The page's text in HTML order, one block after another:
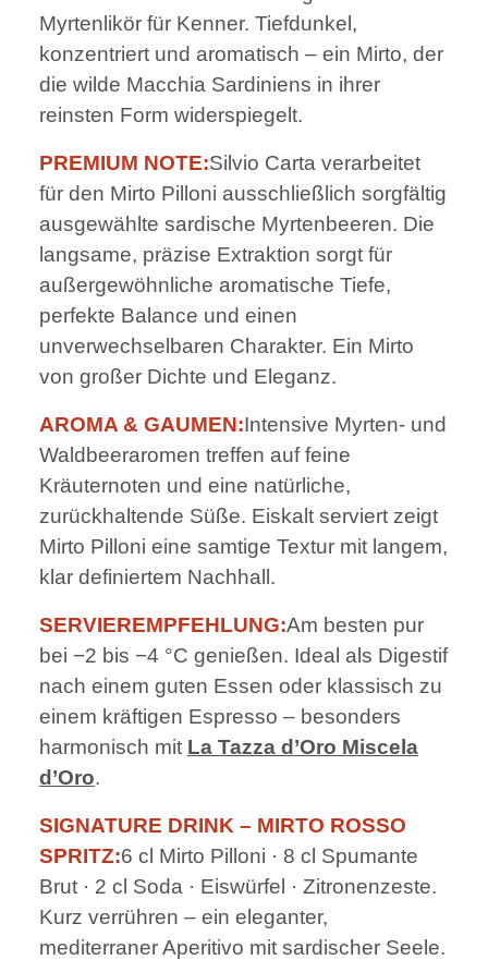
Myrtenlikör für Kenner. Tiefdunkel,
konzentriert und aromatisch – ein Mirto, der
die wilde Macchia Sardiniens in ihrer
reinsten Form widerspiegelt.
PREMIUM NOTE:Silvio Carta verarbeitet
für den Mirto Pilloni ausschließlich sorgfältig
ausgewählte sardische Myrtenbeeren. Die
langsame, präzise Extraktion sorgt für
außergewöhnliche aromatische Tiefe,
perfekte Balance und einen
unverwechselbaren Charakter. Ein Mirto
von großer Dichte und Eleganz.
AROMA & GAUMEN:Intensive Myrten- und
Waldbeeraromen treffen auf feine
Kräuternoten und eine natürliche,
zurückhaltende Süße. Eiskalt serviert zeigt
Mirto Pilloni eine samtige Textur mit langem,
klar definiertem Nachhall.
SERVIEREMPFEHLUNG:Am besten pur
bei −2 bis −4 °C genießen. Ideal als Digestif
nach einem guten Essen oder klassisch zu
einem kräftigen Espresso – besonders
harmonisch mit La Tazza d’Oro Miscela
d’Oro.
SIGNATURE DRINK – MIRTO ROSSO
SPRITZ:6 cl Mirto Pilloni · 8 cl Spumante
Brut · 2 cl Soda · Eiswürfel · Zitronenzeste.
Kurz verrühren – ein eleganter,
mediterraner Aperitivo mit sardischer Seele.